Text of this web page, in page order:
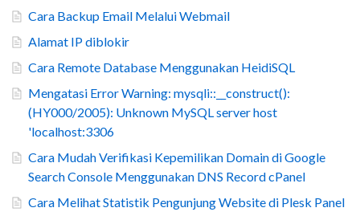
Cara Backup Email Melalui Webmail
Alamat IP diblokir
Cara Remote Database Menggunakan HeidiSQL
Mengatasi Error Warning: mysqli::__construct():
(HY000/2005): Unknown MySQL server host
'localhost:3306
Cara Mudah Verifikasi Kepemilikan Domain di Google
Search Console Menggunakan DNS Record cPanel
Cara Melihat Statistik Pengunjung Website di Plesk Panel